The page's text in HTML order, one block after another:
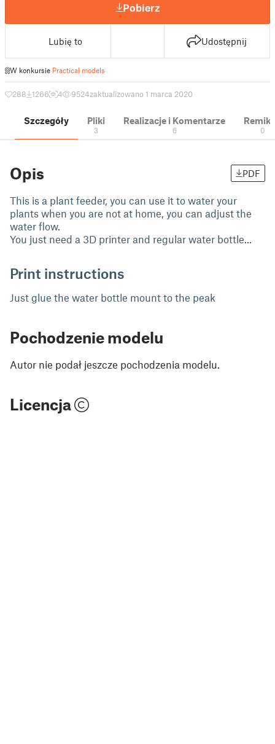
Pobierz
Lubię to Udostępnij
W konkursie Practical models
288 1266 4 9524zaktualizowano 1 marca 2020
Szczegóły Pliki
3
Realizacje i Komentarze
6 0
Opis PDF
This is a plant feeder, you can use it to water your
plants when you are not at home, you can adjust the
water flow.
You just need a 3D printer and regular water bottle...
Print instructions
Just glue the water bottle mount to the peak
Pochodzenie modelu
Autor nie podał jeszcze pochodzenia modelu.
Licencja